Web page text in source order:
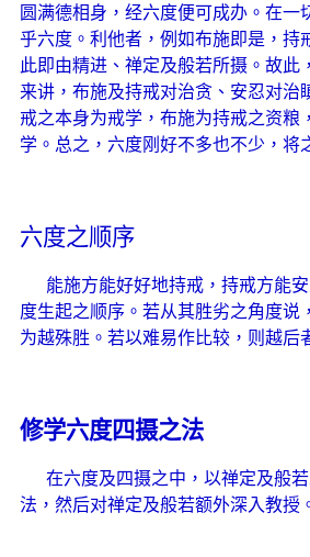
圆满德相身，经六度便可成办。在
乎六度。利他者，例如布施即是，持
此即由精进、禅定及般若所摄。故
来讲，布施及持戒对治贪、安忍对
戒之本身为戒学，布施为持戒之资粮
学。总之，六度刚好不多也不少，将
六度之顺序
能施方能好好地持戒，持戒方能
度生起之顺序。若从其胜劣之角度
为越殊胜。若以难易作比较，则越后
修学六度四摄之法
在六度及四摄之中，以禅定及般
法，然后对禅定及般若额外深入教授